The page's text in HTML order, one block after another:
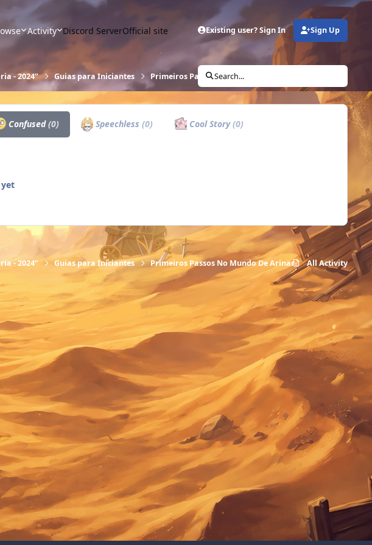
Activity Discord ServerOfficial site Existing user? Sign In Sign Up
- 2024” Guias para Iniciantes Primeiros Passos No Mundo De Arinar
Search...
Confused(0) Speechless (0) Cool Story(0)
- 2024” Guias para Iniciantes Primeiros Passos No Mundo De Arinar All Activity